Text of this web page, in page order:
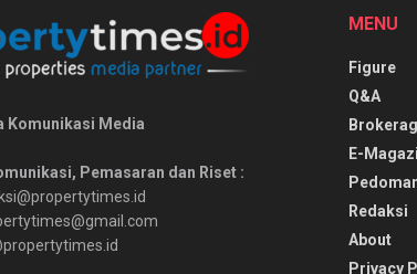
Komunikasi Media
Pemasaran dan Riset :
MENU
Figure
Q&A
E-
Redaksi
About
Privacy